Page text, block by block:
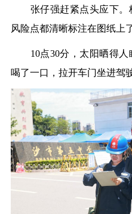
张仔强赶紧点头应下。
风险点都清晰标注在图纸上
10点30分，太阳晒得人
喝了一口，拉开车门坐进驾